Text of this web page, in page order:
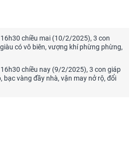
chiều mai (10/2/2025), 3 con
có vô biên, vượng khí phừng phừng,
chiều nay (9/2/2025), 3 con giáp
bạc vàng đầy nhà, vận may nở rộ, đổi